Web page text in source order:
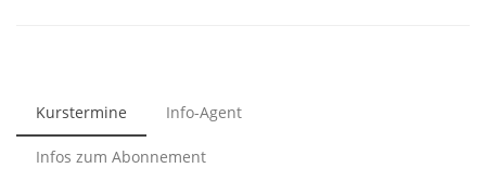
Kurstermine Info-Agent
Infos zum Abonnement